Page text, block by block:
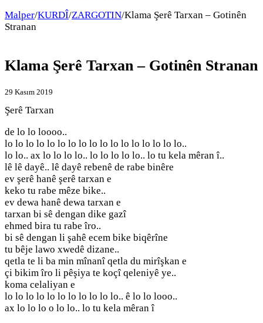
Malper/KURDÎ/ZARGOTIN/Klama Şerê Tarxan – Gotinên
Stranan
Klama Şerê Tarxan – Gotinên Stranan
29 Kasım 2019
Şerê Tarxan
de lo lo loooo..
lo lo lo lo lo lo lo lo lo lo lo lo lo lo lo lo lo..
lo lo.. ax lo lo lo lo.. lo lo lo lo lo.. lo tu kela mêran î..
lê lê dayê.. lê dayê rebenê de rabe binêre
ev şerê hanê şerê tarxan e
keko tu rabe mêze bike..
ev dewa hanê dewa tarxan e
tarxan bi sê dengan dike gazî
ehmed bira tu rabe îro..
bi sê dengan li şahê ecem bike biqêrîne
tu bêje lawo xwedê dizane..
qetla te li ba min mînanî qetla du mirîşkan e
çi bikim îro li pêşiya te koçî qeleniyê ye..
koma celaliyan e
lo lo lo lo lo lo lo lo lo lo lo.. ê lo lo looo..
ax lo lo lo o lo lo.. lo tu kela mêran î